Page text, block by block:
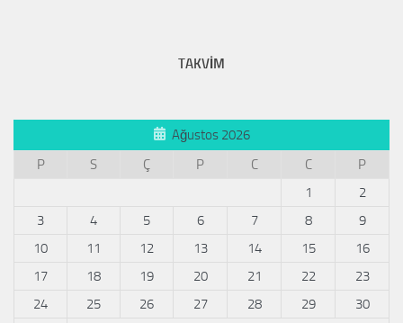
TAKVİM
Ağustos 2026
P
S Ç P C C
P
1
2
3
4 5 6 7 8
9
10
11 12 13 14 15
16
17
18 19 20 21 22
23
24
25 26 27 28 29
30